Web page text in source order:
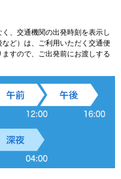
、交通機関の出発時刻を表示し
ど）は、ご利用いただく交通便
すので、ご出発前にお渡しする